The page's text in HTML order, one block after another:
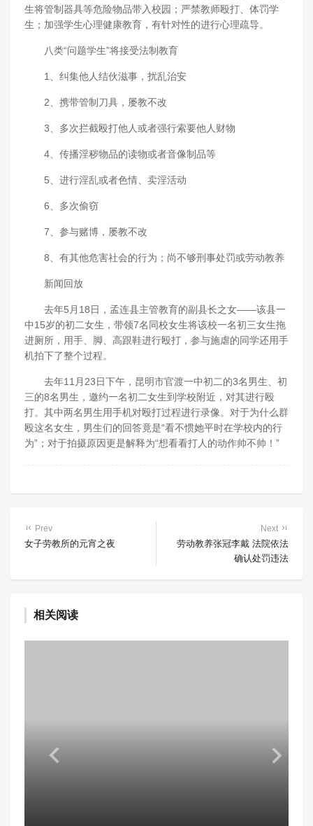
生将管制器具等危险物品带入校园；严禁教师殴打、体罚学
生；加强学生心理健康教育，有针对性的进行心理疏导。
八类“问题学生”将接受法制教育
1、纠集他人结伙滋事，扰乱治安
2、携带管制刀具，屡教不改
3、多次拦截殴打他人或者强行索要他人财物
4、传播淫秽物品的读物或者音像制品等
5、进行淫乱或者色情、卖淫活动
6、多次偷窃
7、参与赌博，屡教不改
8、有其他危害社会的行为；尚不够刑事处罚或劳动教养
新闻回放
去年5月18日，孟连县主管教育的副县长之女――该县一
中15岁的初二女生，带领7名同校女生将该校一名初三女生拖
进厕所，用手、脚、高跟鞋进行殴打，参与施虐的同学还用手
机拍下了整个过程。
去年11月23日下午，昆明市官渡一中初二的3名男生、初
三的8名男生，邀约一名初二女生到学校附近，对其进行殴
打。其中两名男生用手机对殴打过程进行录像。对于为什么群
殴这名女生，男生们的回答竟是“看不惯她平时在学校内的行
为”；对于拍摄原因更是解释为“想看看打人的动作帅不帅！”
Prev
女子劳教所的元宵之夜
Next
劳动教养张冠李戴 法院依法
确认处罚违法
相关阅读